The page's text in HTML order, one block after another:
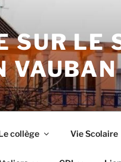
SUR LE
VAUBAN
collège Vie Scolaire